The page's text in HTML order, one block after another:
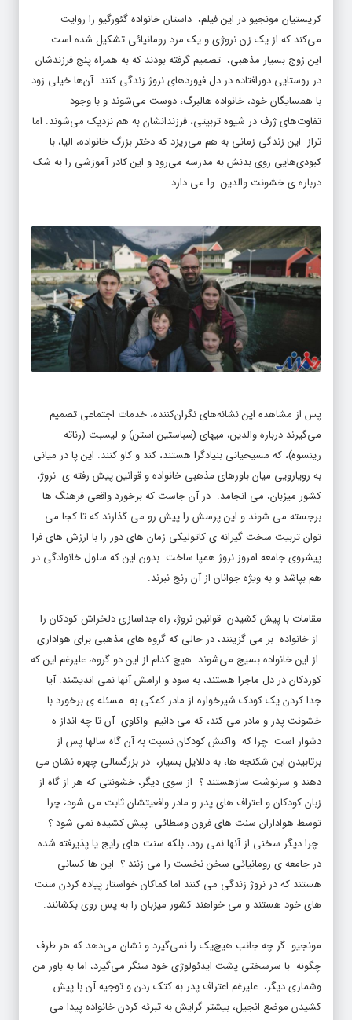
کریستیان مونجیو در این فیلم، داستان خانواده گئورگیو را روایت
می‌کند که از یک زن نروژی و یک مرد رومانیائی تشکیل شده است .
این زوج بسیار مذهبی، تصمیم گرفته بودند که به همراه پنج فرزندشان
در روستایی دورافتاده در دل فیوردهای نروژ زندگی کنند. آن‌ها خیلی زود
با همسایگان خود، خانواده هالبرگ، دوست می‌شوند و با وجود
تفاوت‌های ژرف در شیوه تربیتی، فرزندانشان به هم نزدیک می‌شوند. اما
تراز این زندگی زمانی به هم می‌ریزد که دختر بزرگ خانواده، الیا، با
کبودی‌هایی روی بدنش به مدرسه می‌رود و این کادر آموزشی را به شک
درباره ی خشونت والدین وا می دارد.
پس از مشاهده این نشانه‌های نگران‌کننده، خدمات اجتماعی تصمیم
می‌گیرند درباره والدین، میهای (سباستین استن) و لیسبت (رناته
رینسوه)، که مسیحیانی بنیادگرا هستند، کند و کاو کنند. این پا در میانی
به رویارویی میان باورهای مذهبی خانواده و قوانین پیش رفته ی نروژ،
کشور میزبان، می انجامد. در آن جاست که برخورد واقعی فرهنگ ها
برجسته می شوند و این پرسش را پیش رو می گذارند که تا کجا می
توان تربیت سخت گیرانه ی کاتولیکی زمان های دور را با ارزش های فرا
پیشروی جامعه امروز نروژ همپا ساخت بدون این که سلول خانوادگی در
هم بپاشد و به ویژه جوانان از آن رنج نبرند.
مقامات با پیش کشیدن قوانین نروژ، راه جداسازی دلخراش کودکان را
از خانواده بر می گزینند، در حالی که گروه های مذهبی برای هواداری
از این خانواده بسیج می‌شوند. هیچ کدام از این دو گروه، علیرغم این که
کوردکان در دل ماجرا هستند، به سود و ارامش آنها نمی اندیشند. آیا
جدا کردن یک کودک شیرخواره از مادر کمکی به مسئله ی برخورد با
خشونت پدر و مادر می کند، که می دانیم واکاوی آن تا چه انداز ه
دشوار است چرا که واکنش کودکان نسبت به آن گاه سالها پس از
برتابیدن این شکنجه ها، به دللایل بسیار، در بزرگسالی چهره نشان می
دهند و سرنوشت سازهستند ؟ از سوی دیگر، خشونتی که هر از گاه از
زبان کودکان و اعتراف های پدر و مادر وافعیتشان ثابت می شود، چرا
توسط هواداران سنت های فرون وسطائی پیش کشیده نمی شود ؟
چرا دیگر سخنی از آنها نمی رود، بلکه سنت های رایج یا پذیرفته شده
در جامعه ی رومانیائی سخن نخست را می زنند ؟ این ها کسانی
هستند که در نروژ زندگی می کنند اما کماکان خواستار پیاده کردن سنت
های خود هستند و می خواهند کشور میزبان را به پس روی بکشانند.
مونجیو گر چه جانب هیچ‌یک را نمی‌گیرد و نشان می‌دهد که هر طرف
چگونه با سرسختی پشت ایدئولوژی خود سنگر می‌گیرد، اما به باور من
وشماری دیگر، علیرغم اعتراف پدر به کتک ردن و توجیه آن با پیش
کشیدن موضع انجیل، بیشتر گرایش به تبرئه کردن خانواده پیدا می